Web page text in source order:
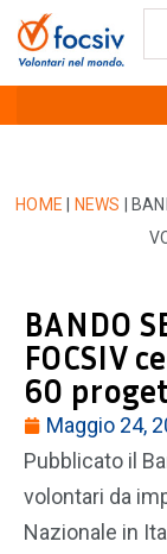
HOME NEWS
BANDO
FOCSIV
60
Maggio 24,
Pubblicato il
volontari da
Nazionale in